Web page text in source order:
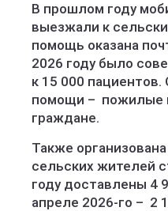
В прошлом году
выезжали к
помощь оказана
2026 году было
к 15 000
помощи – пожилые
граждане.
Также
сельских жителей
году доставлены 4
апреле 2026-го – 2